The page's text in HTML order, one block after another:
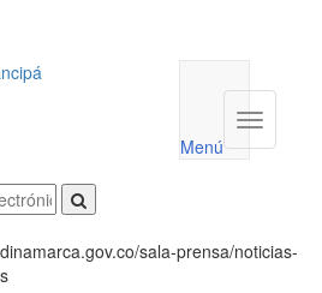
utilidades
Menú
Menú
sala-prensa/noticias-